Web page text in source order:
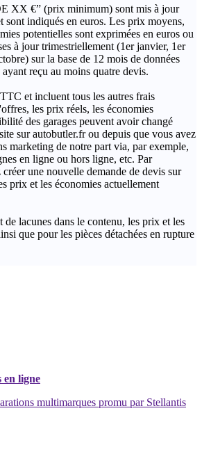
XX €” (prix minimum) sont mis à jour
sont indiqués en euros. Les prix moyens,
potentielles sont exprimées en euros ou
à jour trimestriellement (1er janvier, 1er
sur la base de 12 mois de données
reçu au moins quatre devis.
et incluent tous les autres frais
les prix réels, les économies
des garages peuvent avoir changé
sur autobutler.fr ou depuis que vous avez
marketing de notre part via, par exemple,
en ligne ou hors ligne, etc. Par
une nouvelle demande de devis sur
prix et les économies actuellement
de lacunes dans le contenu, les prix et les
que pour les pièces détachées en rupture
en ligne
multimarques promu par Stellantis